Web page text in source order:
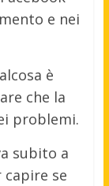
e nei
è
che la
problemi.
subito a
se